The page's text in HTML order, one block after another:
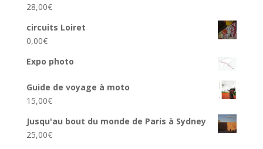
28,00€
circuits Loiret
0,00€
Expo photo
Guide de voyage à moto
15,00€
Jusqu'au bout du monde de Paris à Sydney
25,00€